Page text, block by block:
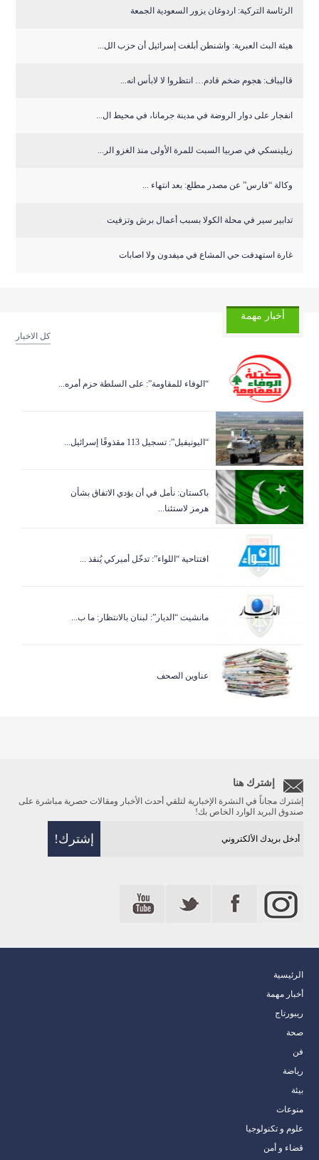
الرئاسة التركية: اردوغان يزور السعودية الجمعة
هيئة البث العبرية: واشنطن أبلغت إسرائيل أن حزب الل...
قاليباف: هجوم ضخم قادم… انتظروا لا لابأس انه...
انفجار على دوار الروضة في مدينة جرمانا، في محيط ال...
زيلينسكي في صربيا السبت للمرة الأولى منذ الغزو الر...
وكالة “فارس” عن مصدر مطلع: بعد انتهاء ...
تدابير سير في محلة الكولا بسبب أعمال برش وتزفيت
غارة استهدفت حي المشاع في ميفدون ولا اصابات
أخبار مهمة
كل الاخبار
“الوفاء للمقاومة”: على السلطة حزم أمره...
“اليونيفيل”: تسجيل 113 مقذوفًا إسرائيل...
باكستان: نأمل في أن يؤدي الاتفاق بشأن
هرمز لاستئنا...
افتتاحية “اللواء”: تدخّل أميركي يُنقذ ...
مانشيت “الديار”: لبنان بالانتظار: ما ب...
عناوين الصحف
إشترك هنا
إشترك مجاناً في النشرة الإخبارية لتلقي أحدث الأخبار ومقالات حصرية مباشرة على
صندوق البريد الوارد الخاص بك!
الرئيسية
أخبار مهمة
ريبورتاج
صحة
فن
رياضة
بيئة
منوعات
علوم و تكنولوجيا
قضاء و أمن